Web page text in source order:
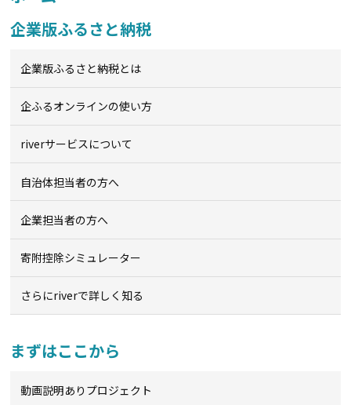
企業版ふるさと納税
企業版ふるさと納税とは
企ふるオンラインの使い方
riverサービスについて
自治体担当者の方へ
企業担当者の方へ
寄附控除シミュレーター
さらにriverで詳しく知る
まずはここから
動画説明ありプロジェクト